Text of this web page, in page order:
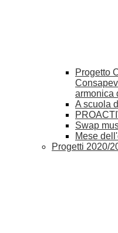
Progetto
armonica
A scuola
Swap
Mese
Progetti 2020/